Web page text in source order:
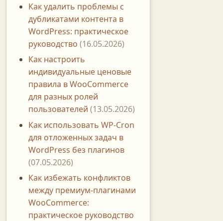
Как удалить проблемы с
дубликатами контента в
WordPress: практическое
руководство (16.05.2026)
Как настроить
индивидуальные ценовые
правила в WooCommerce
для разных ролей
пользователей (13.05.2026)
Как использовать WP-Cron
для отложенных задач в
WordPress без плагинов
(07.05.2026)
Как избежать конфликтов
между премиум-плагинами
WooCommerce:
практическое руководство